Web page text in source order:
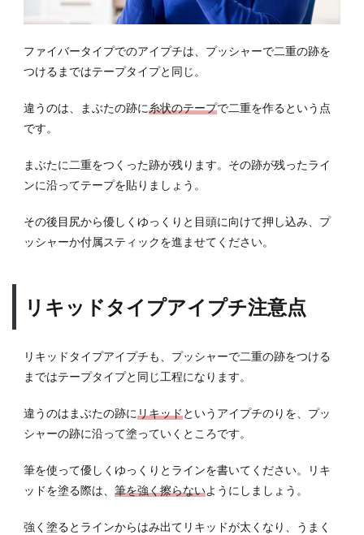
ファイバータイプでのアイプチは、プッシャーで二重の跡を
つけるまではテープタイプと同じ。
違うのは、まぶたの跡に糸状のテープで二重を作るという点
です。
まぶたに二重をつくった跡が残ります。その跡が残ったライ
ンに沿ってテープを貼りましょう。
その後目尻から優しくゆっくりと目頭に向けて押し込み、プ
ッシャーか付属スティックを進ませてください。
リキッドタイプアイプチ注意点
リキッドタイプアイプチも、プッシャーで二重の跡をつける
まではテープタイプと同じ工程になります。
違うのはまぶたの跡にリキッドというアイプチのりを、プッ
シャーの跡に沿って塗っていくところです。
筆を使って優しくゆっくりとラインを書いてください。リキ
ッドを塗る際は、 筆を強く擦らないようにしましょう。
強く塗るとラインからはみ出てリキッドが太くなり、うまく